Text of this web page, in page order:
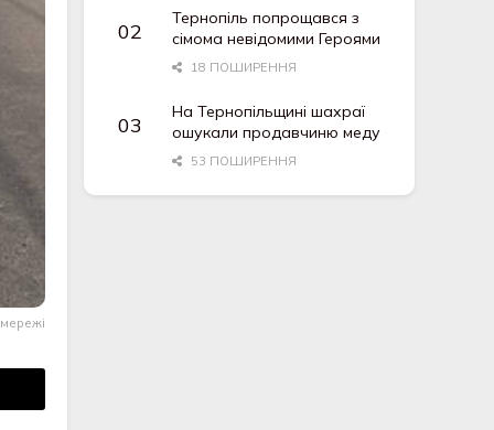
Тернопіль попрощався з
сімома невідомими Героями
18 ПОШИРЕННЯ
На Тернопільщині шахраї
ошукали продавчиню меду
53 ПОШИРЕННЯ